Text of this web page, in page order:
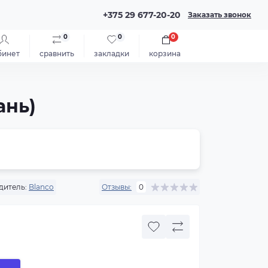
+375 29 677-20-20 Заказать звонок
сравнить
0
закладки
0
корзина
0
Blanco Отзывы: 0